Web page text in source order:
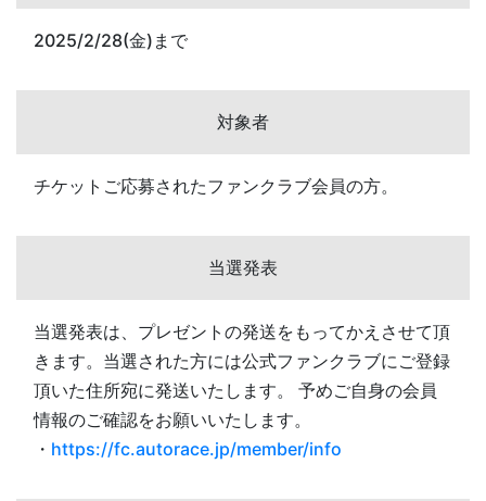
2025/2/28(金)まで
対象者
チケットご応募されたファンクラブ会員の方。
当選発表
当選発表は、プレゼントの発送をもってかえさせて頂
きます。当選された方には公式ファンクラブにご登録
頂いた住所宛に発送いたします。 予めご自身の会員
情報のご確認をお願いいたします。
・ https://fc.autorace.jp/member/info